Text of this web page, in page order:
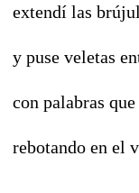
extendí las
y puse veletas
con palabras
rebotando en el